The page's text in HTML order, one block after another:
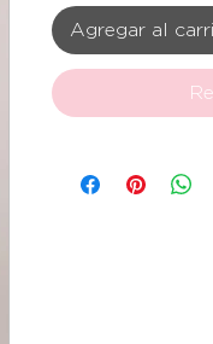
Agregar al